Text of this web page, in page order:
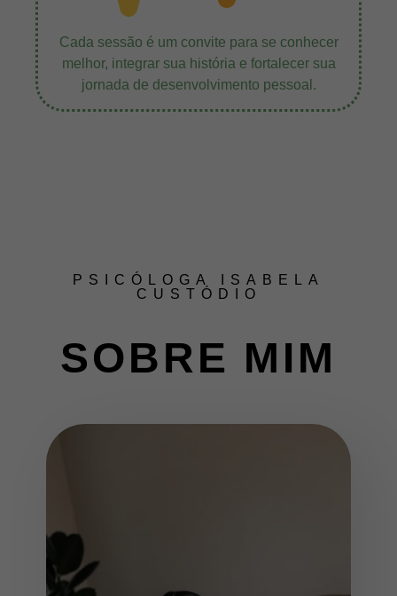
Cada sessão é um convite para se conhecer
melhor, integrar sua história e fortalecer sua
jornada de desenvolvimento pessoal.
PSICÓLOGA ISABELA
CUSTÓDIO
SOBRE MIM